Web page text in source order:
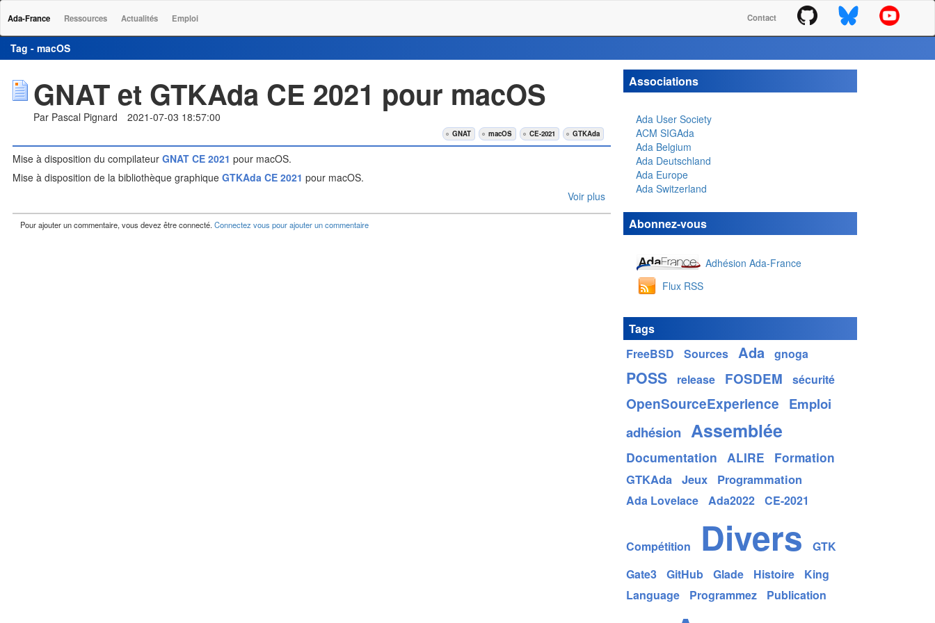
Contact
Ada-France Ressources Actualités Emploi
Tag - macOS
GNAT et GTKAda CE 2021 pour macOS
Par Pascal Pignard 2021-07-03 18:57:00
GNAT macOS CE-2021 GTKAda
Mise à disposition du compilateur GNAT CE 2021 pour macOS.
Mise à disposition de la bibliothèque graphique GTKAda CE 2021 pour macOS.
Voir plus
Pour ajouter un commentaire, vous devez être connecté.Connectez vous pour ajouter un commentaire
Associations
Ada User Society
ACM SIGAda
Ada Belgium
Ada Deutschland
Ada Europe
Ada Switzerland
Abonnez-vous
Adhésion Ada-France
Flux RSS
Tags
FreeBSD
Sources Ada gnoga
POSS release FOSDEM sécurité
OpenSourceExperience Emploi
adhésion Assemblée
Documentation ALIRE Formation
GTKAda Jeux Programmation
Ada Lovelace Ada2022 CE-2021
Compétition Divers
GTK
Gate3
GitHub Glade Histoire
King
Language
Programmez Publication